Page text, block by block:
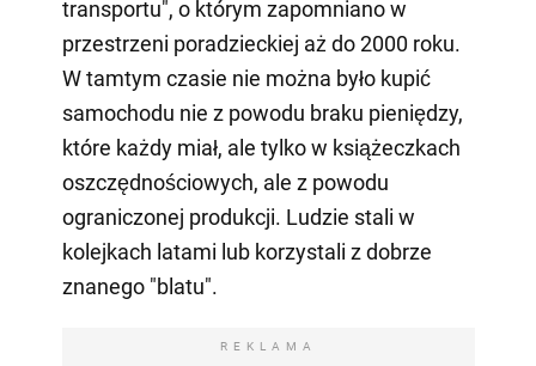
transportu", o którym zapomniano w
przestrzeni poradzieckiej aż do 2000 roku.
W tamtym czasie nie można było kupić
samochodu nie z powodu braku pieniędzy,
które każdy miał, ale tylko w książeczkach
oszczędnościowych, ale z powodu
ograniczonej produkcji. Ludzie stali w
kolejkach latami lub korzystali z dobrze
znanego "blatu".
REKLAMA